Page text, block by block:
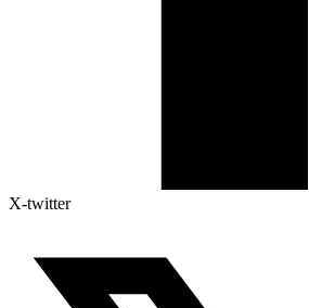
X-twitter